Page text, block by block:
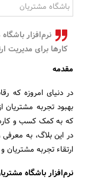
باشگاه مشتریان
نرم‌افزار
کارها برای مدیریت
مقدمه
در دنیای امروزه که
بهبود تجربه مشتریان
که به کمک کسب و
در این بلاگ، به
ارتقاء تجربه
نرم‌افزار باشگاه